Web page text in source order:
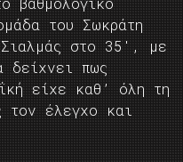
του Σωκράτη
Σιαλμάς στο 35′, με
δείχνει πως
είχε καθ’ όλη τη
τον έλεγχο και